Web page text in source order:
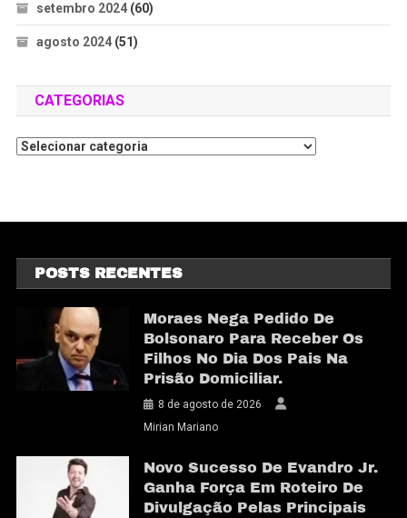
setembro 2024(60)
agosto 2024(51)
CATEGORIAS
POSTS RECENTES
Moraes Nega Pedido De
Bolsonaro Para Receber Os
Filhos No Dia Dos Pais Na
Prisão Domiciliar.
8 de agosto de 2026
Mirian Mariano
Novo Sucesso De Evandro Jr.
Ganha Força Em Roteiro De
Divulgação Pelas Principais